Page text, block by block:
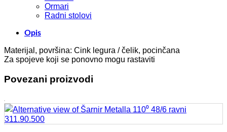
Ormari
Radni stolovi
Opis
Materijal, površina: Cink legura / čelik, pocinčana
Za spojeve koji se ponovno mogu rastaviti
Povezani proizvodi